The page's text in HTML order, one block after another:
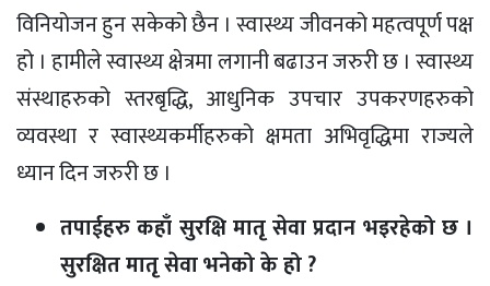
विनियोजन हुन सकेको छैन । स्वास्थ्य जीवनको महत्वपूर्ण पक्ष
हो । हामीले स्वास्थ्य क्षेत्रमा लगानी बढाउन जरुरी छ । स्वास्थ्य
संस्थाहरुको स्तरबृद्धि, आधुनिक उपचार उपकरणहरुको
व्यवस्था र स्वास्थ्यकर्मीहरुको क्षमता अभिवृद्धिमा राज्यले
ध्यान दिन जरुरी छ ।
तपाईहरु कहाँ सुरक्षि मातृ सेवा प्रदान भइरहेको छ ।
सुरक्षित मातृ सेवा भनेको के हो ?